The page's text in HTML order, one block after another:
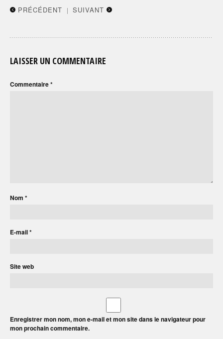
PRÉCÉDENT | SUIVANT
LAISSER UN COMMENTAIRE
Commentaire*
Nom *
E-mail*
Site web
Enregistrer mon nom, mon e-mail et mon site dans le navigateur pour
mon prochain commentaire.